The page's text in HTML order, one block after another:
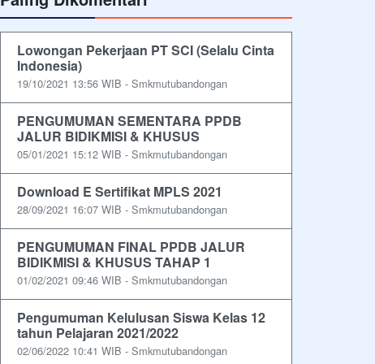
Lowongan Pekerjaan PT SCI (Selalu Cinta
Indonesia)
19/10/2021 13:56 WIB - Smkmutubandongan
PENGUMUMAN SEMENTARA PPDB
JALUR BIDIKMISI & KHUSUS
05/01/2021 15:12 WIB - Smkmutubandongan
Download E Sertifikat MPLS 2021
28/09/2021 16:07 WIB - Smkmutubandongan
PENGUMUMAN FINAL PPDB JALUR
BIDIKMISI & KHUSUS TAHAP 1
01/02/2021 09:46 WIB - Smkmutubandongan
Pengumuman Kelulusan Siswa Kelas 12
tahun Pelajaran 2021/2022
02/06/2022 10:41 WIB - Smkmutubandongan